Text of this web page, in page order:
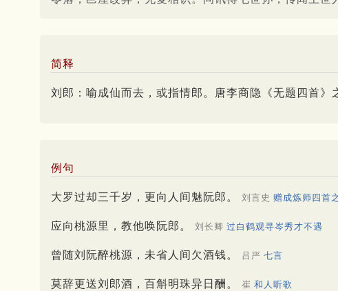
简释
刘郎：喻成仙而去，或指情郎。唐李商隐《无题四首》
例句
大罗过却三千岁，更向人间魅阮郎。 刘言史 赠成炼师四首
应向桃源里，教他唤阮郎。 刘长卿 过白鹤观寻岑秀才不遇
曾随刘阮醉桃源，未省人间欠酒钱。 吕严 七言
莫辞更送刘郎酒，百斛明珠异日酬。 崔 和人听歌